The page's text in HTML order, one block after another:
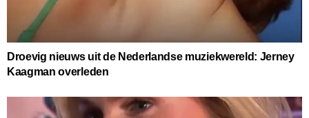
Droevig nieuws uit de Nederlandse muziekwereld: Jerney
Kaagman overleden